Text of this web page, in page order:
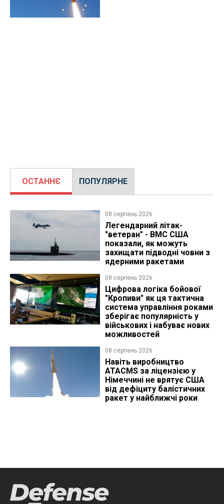
ОСТАННЄ ПОПУЛЯРНЕ
08 серпень 2026
Легендарний літак-
"ветеран" - ВМС США
показали, як можуть
захищати підводні човни з
ядерними ракетами
08 серпень 2026
Цифрова логіка бойової
"Кропиви" як ця тактична
система управління роками
зберігає популярність у
військових і набуває нових
можливостей
08 серпень 2026
Навіть виробництво
ATACMS за ліцензією у
Німеччині не врятує США
від дефіциту балістичних
ракет у найближчі роки